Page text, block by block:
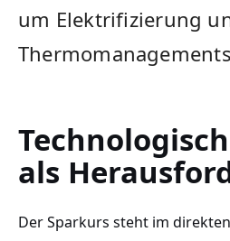
um Elektrifizierung
als
Der Sparkurs steht im